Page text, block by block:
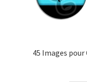
45 Images pour